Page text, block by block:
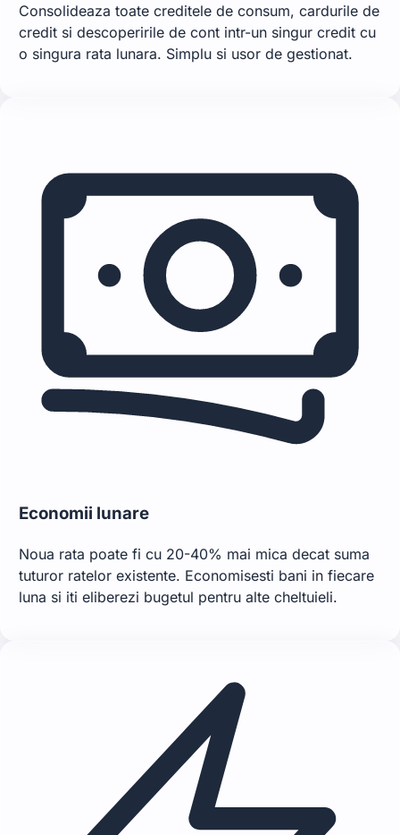
Consolideaza toate creditele de consum, cardurile de
credit si descoperirile de cont intr-un singur credit cu
o singura rata lunara. Simplu si usor de gestionat.
Economii lunare
Noua rata poate fi cu 20-40% mai mica decat suma
tuturor ratelor existente. Economisesti bani in fiecare
luna si iti eliberezi bugetul pentru alte cheltuieli.